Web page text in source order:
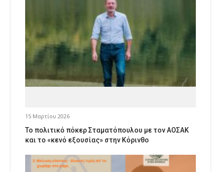
15 Μαρτίου 2026
Το πολιτικό πόκερ Σταματόπουλου με τον ΑΟΣΑΚ
και το «κενό εξουσίας» στην Κόρινθο